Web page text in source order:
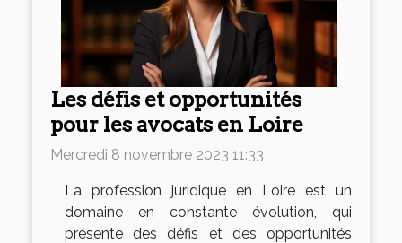
Les défis et opportunités
pour les avocats en Loire
Mercredi 8 novembre 2023 11:33
La profession juridique en Loire est un
domaine en constante évolution, qui
présente des défis et des opportunités